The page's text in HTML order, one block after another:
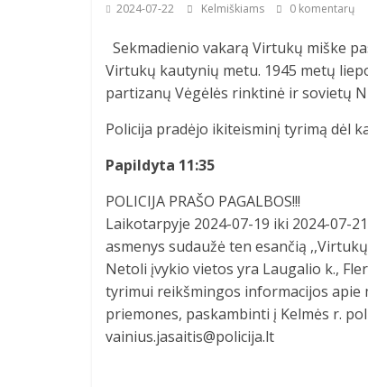
2024-07-22 Kelmiškiams 0 komentarų
Sekmadienio vakarą Virtukų miške
Virtukų kautynių metu. 1945 metų
partizanų Vėgėlės rinktinė ir sovietų
Policija pradėjo ikiteisminį tyrimą dėl
Papildyta 11:35
POLICIJA PRAŠO PAGALBOS!!!
Laikotarpyje 2024-07-19 iki 2024-07-
asmenys sudaužė ten esančią
Netoli įvykio vietos yra Laugalio k.,
tyrimui reikšmingos informacijos
priemones, paskambinti į Kelmės r.
vainius.jasaitis@policija.lt